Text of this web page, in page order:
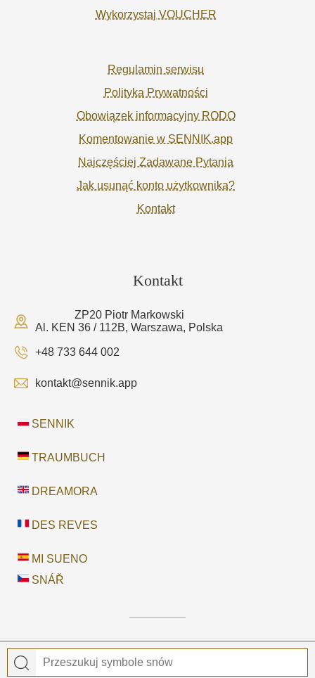
Wykorzystaj VOUCHER
Regulamin serwisu
Polityka Prywatności
Obowiązek informacyjny RODO
Komentowanie w SENNIK.app
Najczęściej Zadawane Pytania
Jak usunąć konto użytkownika?
Kontakt
Kontakt
ZP20 Piotr Markowski
Al. KEN 36 / 112B, Warszawa, Polska
+48 733 644 002
kontakt@sennik.app
SENNIK
TRAUMBUCH
DREAMORA
DES REVES
MI SUENO
SNÁŘ
© 2026